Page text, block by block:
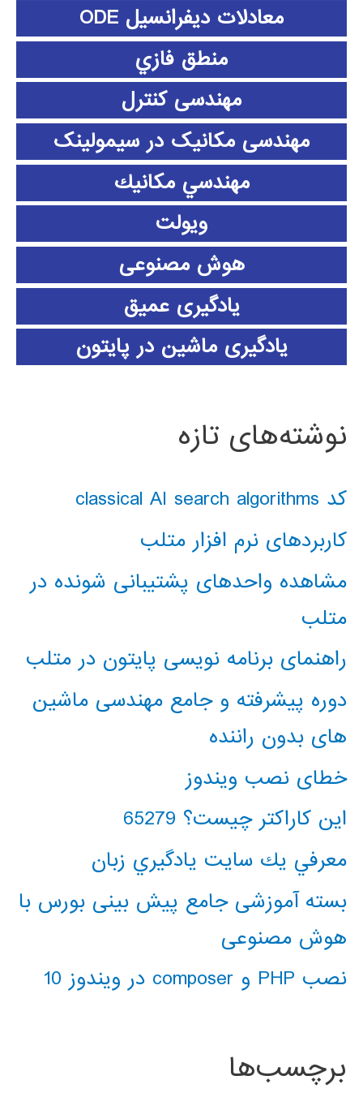
معادلات دیفرانسیل ODE
منطق فازي
مهندسی کنترل
مهندسی مکانیک در سیمولینک
مهندسي مكانيك
ویولت
هوش مصنوعی
یادگیری عمیق
یادگیری ماشین در پایتون
نوشته‌های تازه
کد classical AI search algorithms
کاربردهای نرم افزار متلب
مشاهده واحدهای پشتیبانی شونده در
متلب
راهنمای برنامه نویسی پایتون در متلب
دوره پیشرفته و جامع مهندسی ماشین
های بدون راننده
خطای نصب ویندوز
این کاراکتر چیست؟ 65279
معرفي يك سايت يادگيري زبان
بسته آموزشی جامع پیش بینی بورس با
هوش مصنوعی
نصب PHP و composer در ویندوز 10
برچسب‌ها